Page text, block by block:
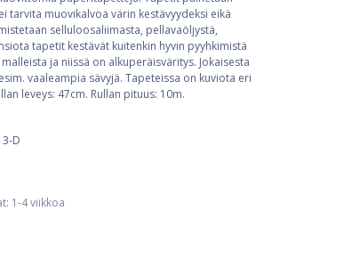
tarvita muovikalvoa värin kestävyydeksi eikä
selluloosaliimasta, pellavaöljystä,
tapetit kestävät kuitenkin hyvin pyyhkimistä
ja niissä on alkuperäisväritys. Jokaisesta
vaaleampia sävyjä. Tapeteissa on kuviota eri
leveys: 47cm. Rullan pituus: 10m.
D
1-4 viikkoa